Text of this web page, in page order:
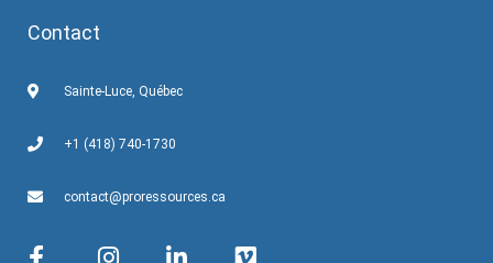
Contact
Sainte-Luce, Québec
+1 (418) 740-1730
contact@proressources.ca